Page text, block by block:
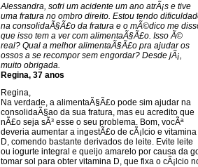
Alessandra, sofri um acidente um ano atrÃ¡s e tive
uma fratura no ombro direito. Estou tendo
na consolidaÃ§Ã£o da fratura e o mÃ©dico me
que isso tem a ver com alimentaÃ§Ã£o. Isso Ã©
real? Qual a melhor alimentaÃ§Ã£o pra ajudar os
ossos a se recompor sem engordar? Desde jÃ¡,
muito obrigada.
Regina, 37 anos
Regina,
Na verdade, a alimentaÃ§Ã£o pode sim ajudar na
consolidaÃ§ao da sua fratura, mas eu acredito que
nÃ£o seja sÃ³ esse o seu problema. Bom, vocÃª
deveria aumentar a ingestÃ£o de cÃ¡lcio e vitamina
D, comendo bastante derivados de leite. Evite leite
ou iogurte integral e queijo amarelo por causa da
tomar sol para obter vitamina D, que fixa o cÃ¡lcio